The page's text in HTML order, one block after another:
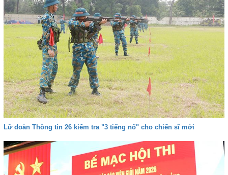
Lữ đoàn Thông tin 26 kiểm tra "3 tiếng nổ" cho chiến sĩ mới